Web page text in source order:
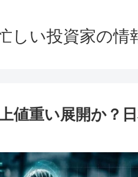
しい投資家の情
値重い展開か？